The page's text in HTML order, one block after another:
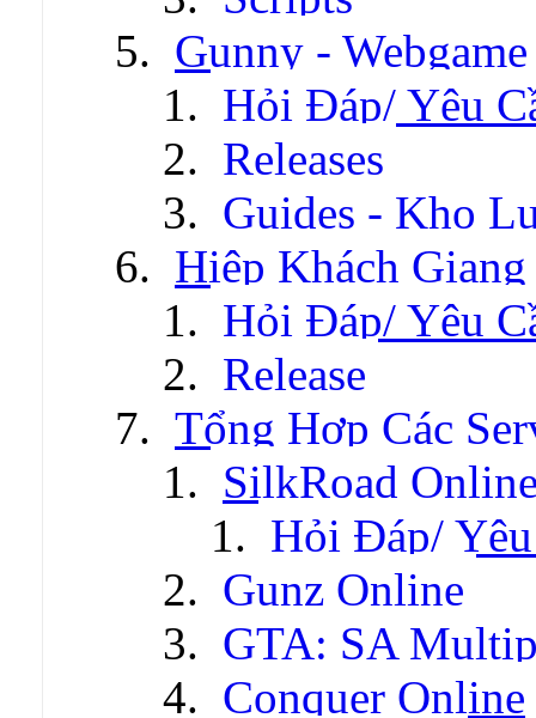
Gunny -
Hỏi Đáp/ Yêu
Releases
Guides - Kho
Hiệp Khách
Hỏi Đáp/ Yêu
Release
Tổng Hợp Các
SilkRoad
Hỏi Đáp/
Gunz Online
GTA: SA
Conquer Online